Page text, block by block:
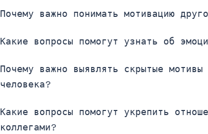
Почему важно понимать мотивацию
Какие вопросы помогут узнать об
Почему важно выявлять скрытые
человека?
Какие вопросы помогут укрепить
коллегами?